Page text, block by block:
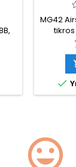
MG42
